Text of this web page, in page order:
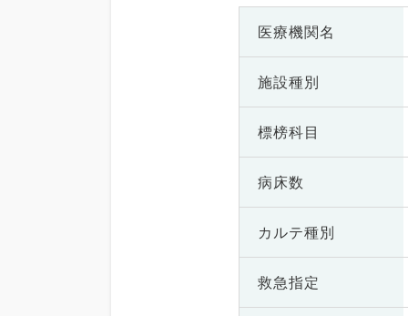
医療機関名
施設種別
標榜科目
病床数
カルテ種別
救急指定